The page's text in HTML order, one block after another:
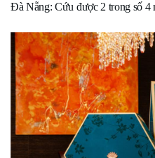
Đà Nẵng: Cứu được 2 trong số